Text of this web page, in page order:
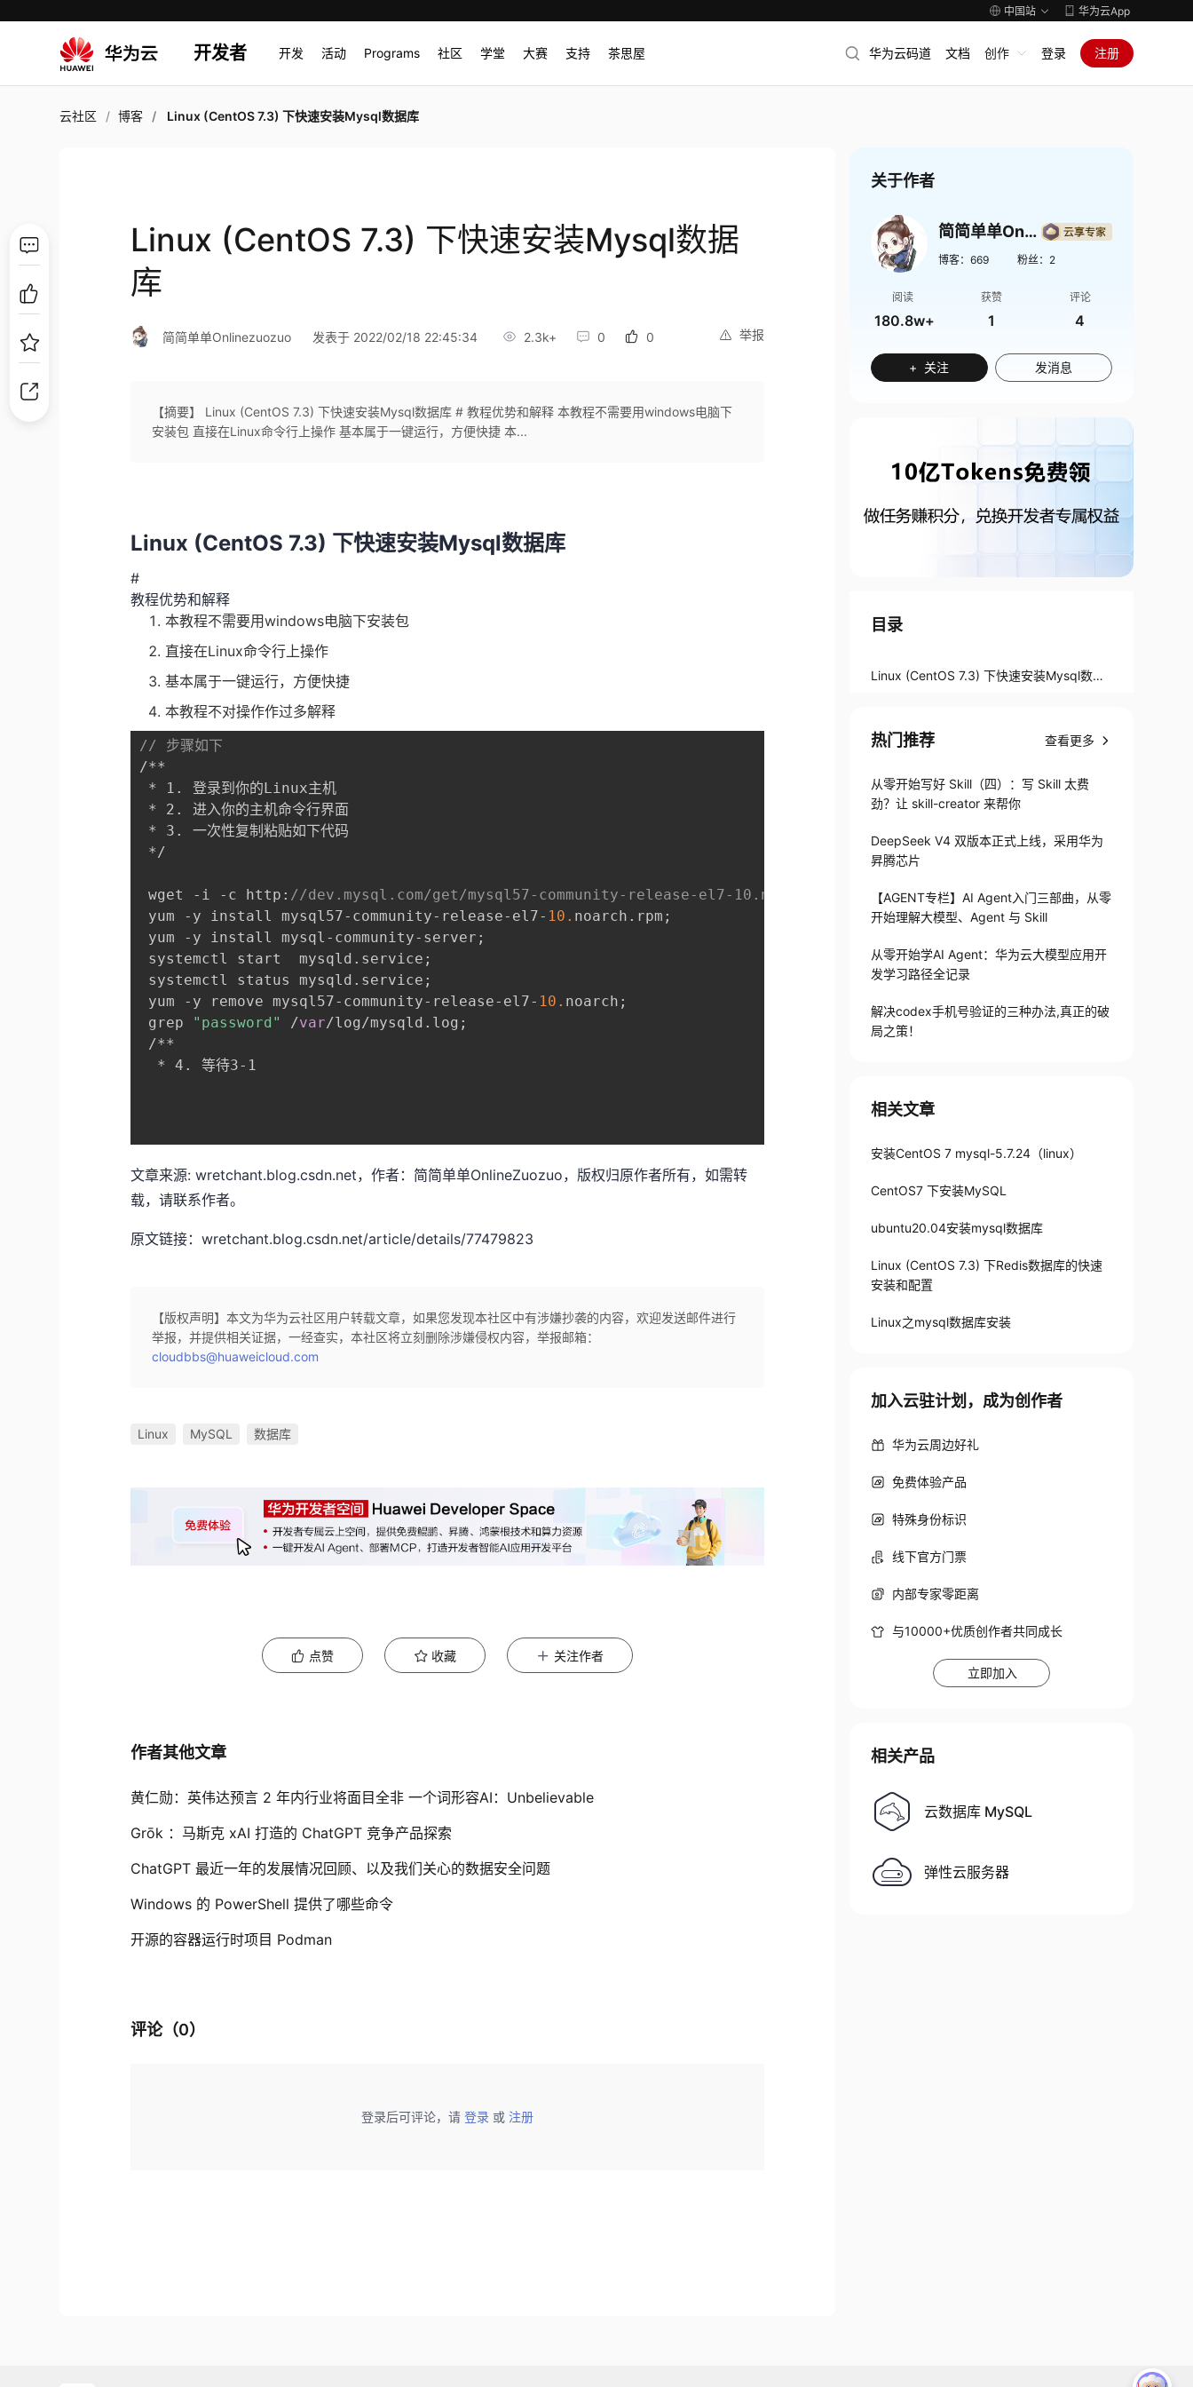
中国站 华为云App
开发者 开发 活动 Programs 社区 学堂 大赛 支持 茶思屋 华为云码道 文档 创作 登录 注册
云社区 博客 Linux (CentOS 7.3) 下快速安装Mysql数据库
Linux (CentOS 7.3) 下快速安装Mysql数据
库
举报
简简单单Onlinezuozuo 发表于 2022/02/18 22:45:34 2.3k+ 0 0
【摘要】 Linux (CentOS 7.3) 下快速安装Mysql数据库 # 教程优势和解释 本教程不需要用windows电脑下
安装包 直接在Linux命令行上操作 基本属于一键运行，方便快捷 本...
Linux (CentOS 7.3) 下快速安装Mysql数据库
#
教程优势和解释
本教程不需要用windows电脑下安装包
直接在Linux命令行上操作
基本属于一键运行，方便快捷
本教程不对操作作过多解释
// 步骤如下
/**
* 1. 登录到你的Linux主机
* 2. 进入你的主机命令行界面
* 3. 一次性复制粘贴如下代码
*/
wget -i -c http: //dev.mysql.com/get/mysql57-community-release-el7-10.noarch.rpm;
yum -y install mysql57-community-release-el7- 10. noarch.rpm;
yum -y install mysql-community-server;
systemctl start  mysqld.service;
systemctl status mysqld.service;
yum -y remove mysql57-community-release-el7- 10. noarch;
grep "password" /var/log/mysqld.log;
/**
  * 4. 等待3-1
文章来源: wretchant.blog.csdn.net，作者：简简单单OnlineZuozuo，版权归原作者所有，如需转
载，请联系作者。
原文链接：wretchant.blog.csdn.net/article/details/77479823
【版权声明】本文为华为云社区用户转载文章，如果您发现本社区中有涉嫌抄袭的内容，欢迎发送邮件进行
举报，并提供相关证据，一经查实，本社区将立刻删除涉嫌侵权内容，举报邮箱：
cloudbbs@huaweicloud.com
Linux MySQL 数据库
点赞 收藏 关注作者
作者其他文章
黄仁勋：英伟达预言 2 年内行业将面目全非 一个词形容AI：Unbelievable
Grōk ：马斯克 xAI 打造的 ChatGPT 竞争产品探索
ChatGPT 最近一年的发展情况回顾、以及我们关心的数据安全问题
Windows 的 PowerShell 提供了哪些命令
开源的容器运行时项目 Podman
评论（0）
登录后可评论，请 登录 或 注册
关于作者
简简单单Onlinezuozuo
博客： 669 粉丝： 2
阅读
180.8w+
获赞
1
评论
4
+ 关注 发消息
目录
Linux (CentOS 7.3) 下快速安装Mysql数据
热门推荐 查看更多
从零开始写好 Skill（四）：写 Skill 太费
劲？让 skill-creator 来帮你
DeepSeek V4 双版本正式上线，采用华为
昇腾芯片
【AGENT专栏】AI Agent入门三部曲，从零
开始理解大模型、Agent 与 Skill
从零开始学AI Agent：华为云大模型应用开
发学习路径全记录
解决codex手机号验证的三种办法,真正的破
局之策！
相关文章
安装CentOS 7 mysql-5.7.24（linux）
CentOS7 下安装MySQL
ubuntu20.04安装mysql数据库
Linux (CentOS 7.3) 下Redis数据库的快速
安装和配置
Linux之mysql数据库安装
加入云驻计划，成为创作者
华为云周边好礼
免费体验产品
特殊身份标识
线下官方门票
内部专家零距离
与10000+优质创作者共同成长
立即加入
相关产品
云数据库 MySQL
弹性云服务器